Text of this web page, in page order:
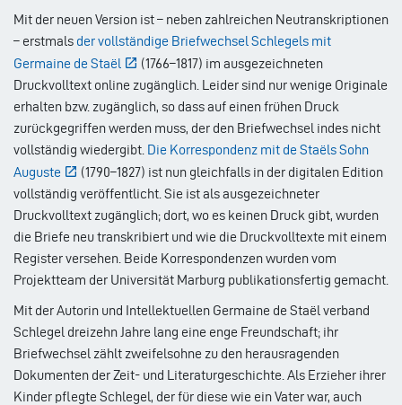
Mit der neuen Version ist – neben zahlreichen Neutranskriptionen
– erstmals der vollständige Briefwechsel Schlegels mit
Germaine de Staël
(1766–1817) im ausgezeichneten
Druckvolltext online zugänglich. Leider sind nur wenige Originale
erhalten bzw. zugänglich, so dass auf einen frühen Druck
zurückgegriffen werden muss, der den Briefwechsel indes nicht
vollständig wiedergibt. Die Korrespondenz mit de Staëls Sohn
Auguste
(1790–1827) ist nun gleichfalls in der digitalen Edition
vollständig veröffentlicht. Sie ist als ausgezeichneter
Druckvolltext zugänglich; dort, wo es keinen Druck gibt, wurden
die Briefe neu transkribiert und wie die Druckvolltexte mit einem
Register versehen. Beide Korrespondenzen wurden vom
Projektteam der Universität Marburg publikationsfertig gemacht.
Mit der Autorin und Intellektuellen Germaine de Staël verband
Schlegel dreizehn Jahre lang eine enge Freundschaft; ihr
Briefwechsel zählt zweifelsohne zu den herausragenden
Dokumenten der Zeit- und Literaturgeschichte. Als Erzieher ihrer
Kinder pflegte Schlegel, der für diese wie ein Vater war, auch